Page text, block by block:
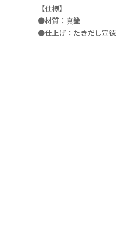
【仕様】
●材質：真鍮
●仕上げ：たきだし宣徳